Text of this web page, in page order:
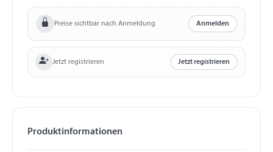
Preise sichtbar nach Anmeldung Anmelden
Jetzt registrieren Jetzt registrieren
Produktinformationen